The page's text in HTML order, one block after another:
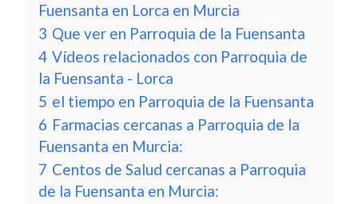
Fuensanta en Lorca en Murcia
3 Que ver en Parroquia de la Fuensanta
4 Vídeos relacionados con Parroquia de
la Fuensanta - Lorca
5 el tiempo en Parroquia de la Fuensanta
6 Farmacias cercanas a Parroquia de la
Fuensanta en Murcia:
7 Centos de Salud cercanas a Parroquia
de la Fuensanta en Murcia: